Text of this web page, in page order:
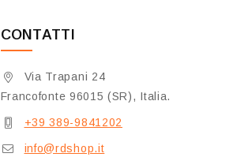
CONTATTI
Via Trapani 24
Francofonte 96015 (SR), Italia.
+39 389-9841202
info@rdshop.it